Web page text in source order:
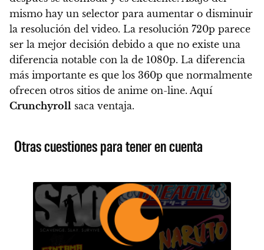
mismo hay un selector para aumentar o disminuir
la resolución del video. La resolución 720p parece
ser la mejor decisión debido a que no existe una
diferencia notable con la de 1080p. La diferencia
más importante es que los 360p que normalmente
ofrecen otros sitios de anime on-line. Aquí
Crunchyroll saca ventaja.
Otras cuestiones para tener en cuenta